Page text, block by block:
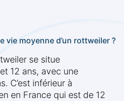
vie moyenne d’un rottweiler ?
se situe
12 ans, avec une
C’est inférieur à
en France qui est de 12